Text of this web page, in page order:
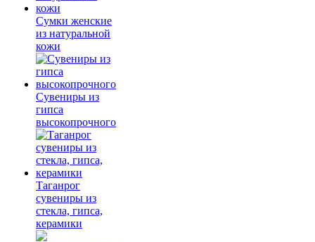
Сумки женские
из натуральной
кожи
Сувениры из
гипса
высокопрочного
Таганрог
сувениры из
стекла, гипса,
керамики